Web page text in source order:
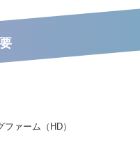
ァーム（HD）